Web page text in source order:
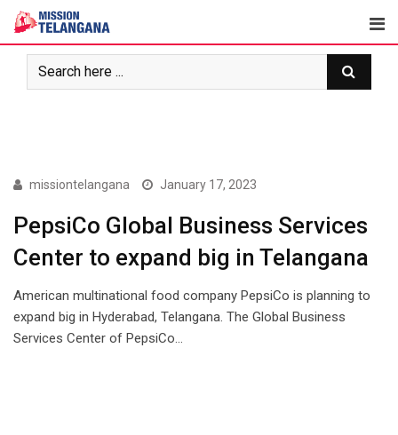
Skip
content
NEWS
missiontelangana January 17, 2023
PepsiCo Global Business Services
Center to expand big in Telangana
American multinational food company PepsiCo is planning to
expand big in Hyderabad, Telangana. The Global Business
Services Center of PepsiCo…